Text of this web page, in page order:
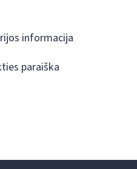
informacija
paraiška